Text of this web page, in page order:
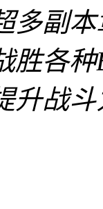
多副
胜各
升战